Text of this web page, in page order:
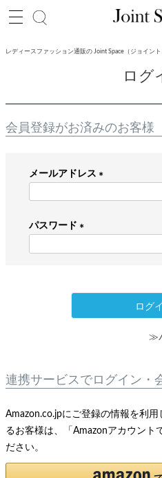
レディースファッション通販の Joint Space（ジョイント
ログ
会員登録がお済みのお客様
メールアドレス
パスワード
ログ
≫
連携サービスでログイン・
Amazon.co.jpにご登録の情報を利
るお客様は、「Amazonアカウント
ださい。